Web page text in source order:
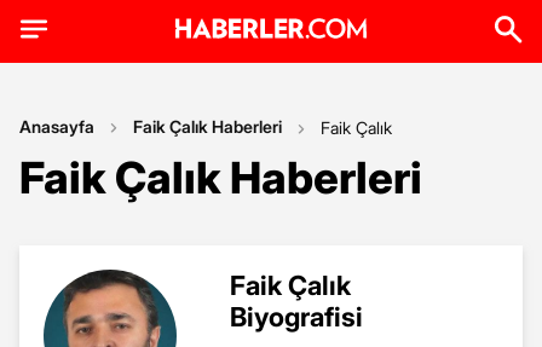
Anasayfa Faik Çalık Haberleri Faik Çalık
Faik Çalık Haberleri
Faik Çalık
Biyografisi